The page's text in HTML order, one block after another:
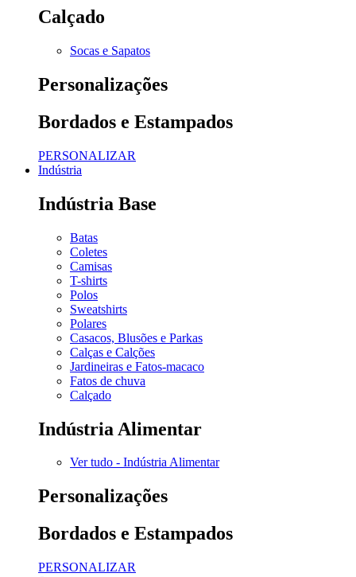
Calçado
Socas e Sapatos
Personalizações
Bordados e Estampados
PERSONALIZAR
Indústria
Indústria Base
Batas
Coletes
Camisas
T-shirts
Polos
Sweatshirts
Polares
Casacos, Blusões e Parkas
Calças e Calções
Jardineiras e Fatos-macaco
Fatos de chuva
Calçado
Indústria Alimentar
Ver tudo - Indústria Alimentar
Personalizações
Bordados e Estampados
PERSONALIZAR